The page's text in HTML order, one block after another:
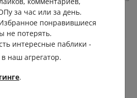
за час или за день.
понравившиеся
не потерять.
интересные паблики -
наш агрегатор.
.